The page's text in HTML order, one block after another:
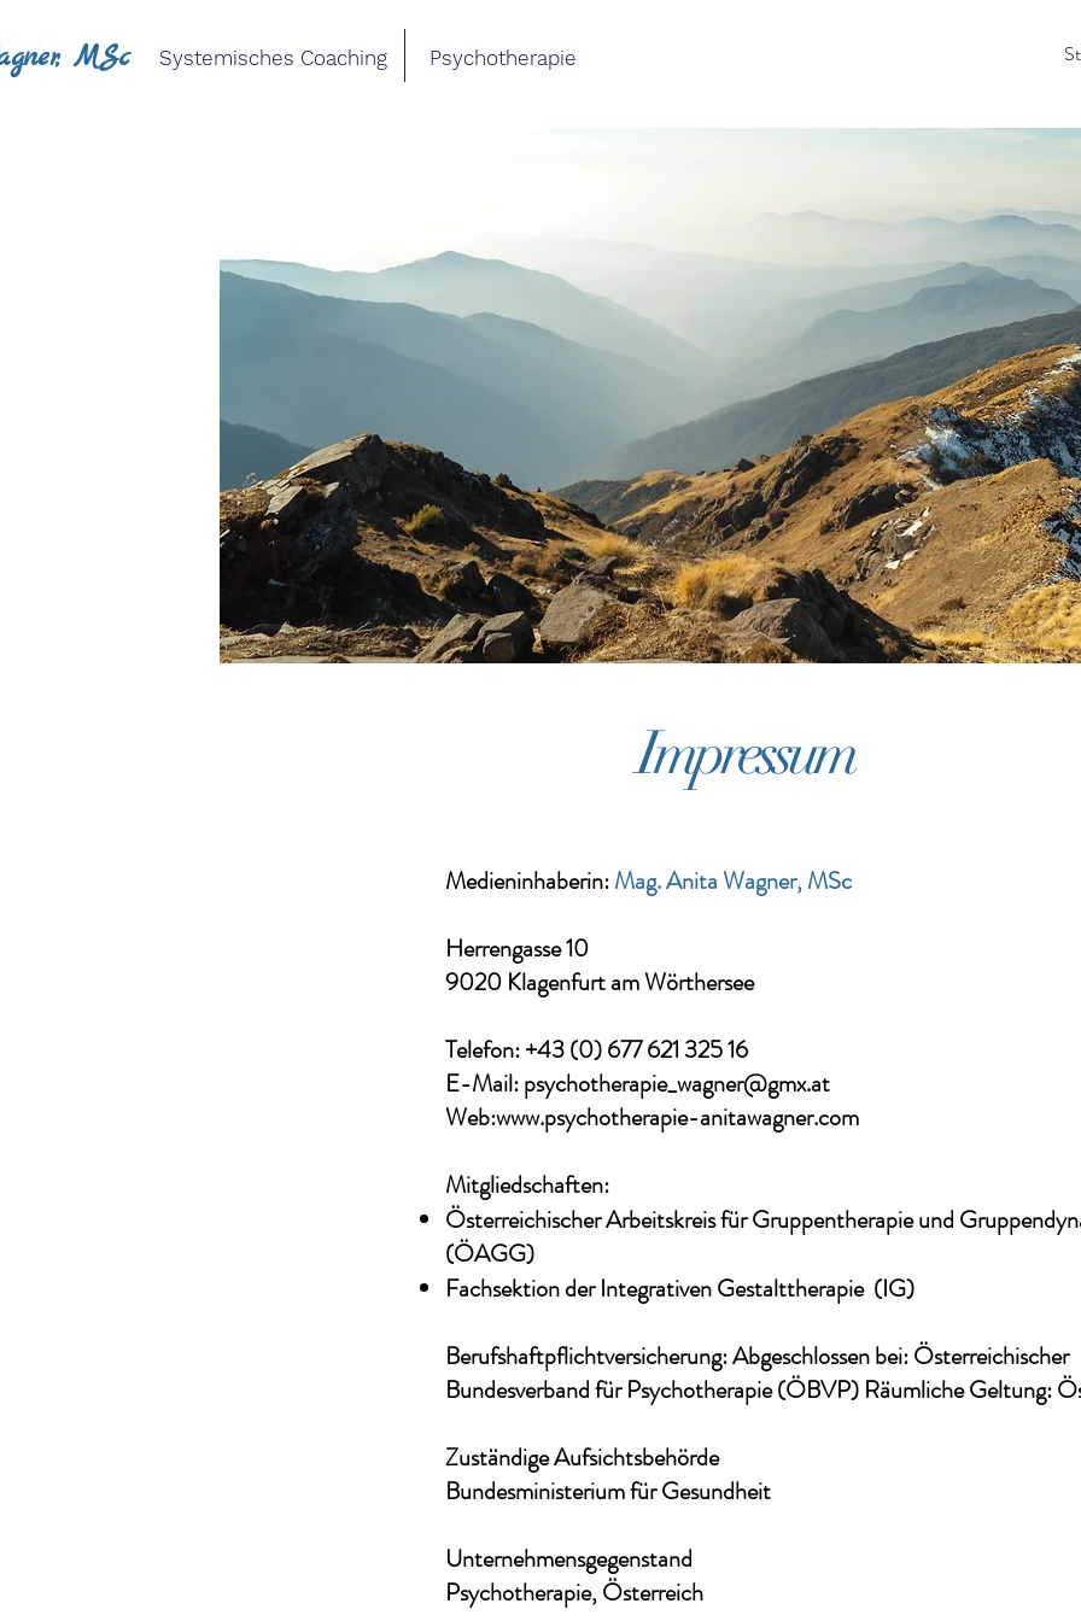
MSc Systemisches Coaching Psychotherapie
Impressum
Medieninhaberin:Mag. Anita Wagner, MSc
Herrengasse 10
9020 Klagenfurt am Wörthersee
Telefon: +43 (0) 677 621 325 16
E-Mail:psychotherapie_wagner@gmx.at
Web:www.psychotherapie-anitawagner.com
Mitgliedschaften:
Österreichischer Arbeitskreis für Gruppentherapie und
(ÖAGG)
Fachsektion der Integrativen Gestalttherapie (IG)​
Berufshaftpflichtversicherung: Abgeschlossen bei: Österreichischer
Bundesverband für Psychotherapie (ÖBVP) Räumliche Geltung:
Zuständige Aufsichtsbehörde
Bundesministerium für Gesundheit
Unternehmensgegenstand
Psychotherapie, Österreich